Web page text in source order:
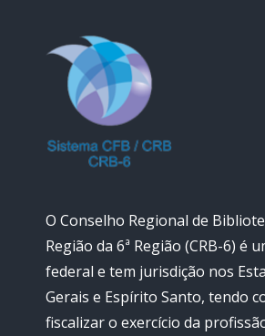
O Conselho Regional de
Região da 6ª Região (CRB-6) é
federal e tem jurisdição nos
Gerais e Espírito Santo, tendo
fiscalizar o exercício da